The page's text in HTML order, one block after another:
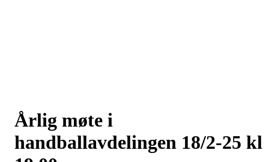
Årlig møte i
handballavdelingen 18/2-25 kl